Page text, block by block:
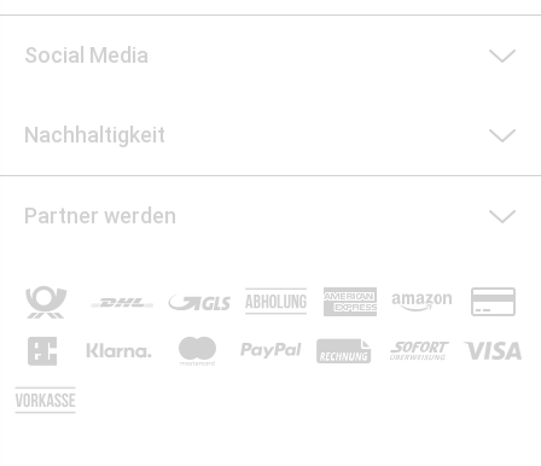
Social Media
Nachhaltigkeit
Partner werden